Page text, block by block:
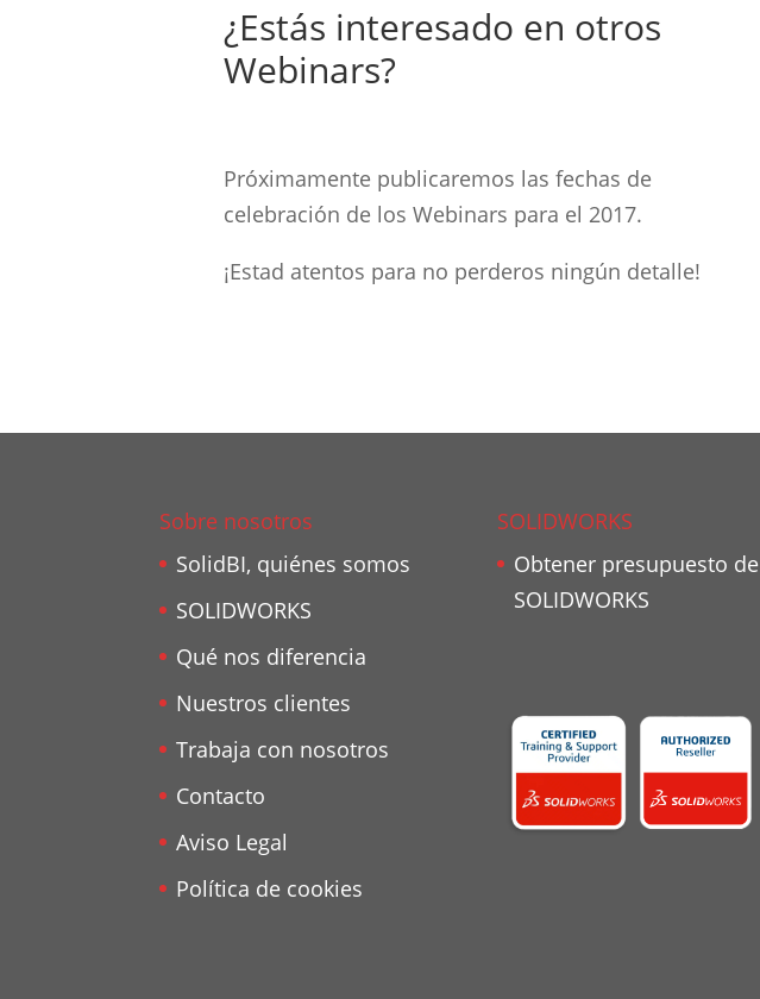
¿Estás interesado en otros
Webinars?
Próximamente publicaremos las fechas de
celebración de los Webinars para el 2017.
¡Estad atentos para no perderos ningún detalle!
Sobre nosotros
SolidBI, quiénes somos
SOLIDWORKS
Qué nos diferencia
Nuestros clientes
Trabaja con nosotros
Contacto
Aviso Legal
Política de cookies
SOLIDWORKS
Obtener presupuesto de
SOLIDWORKS